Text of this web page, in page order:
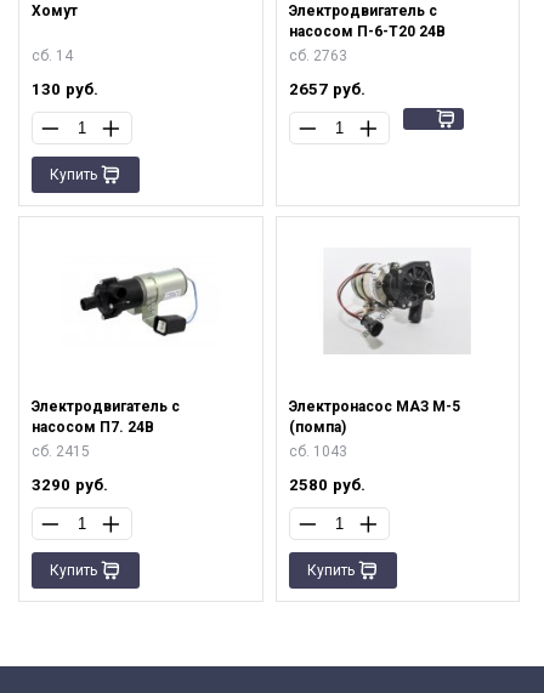
Хомут
сб. 14
130 руб.
Купить
Электродвигатель с
насосом П-6-Т20 24В
сб. 2763
2657 руб.
Электродвигатель с
насосом П7. 24В
сб. 2415
3290 руб.
Купить
Электронасос МАЗ М-5
(помпа)
сб. 1043
2580 руб.
Купить